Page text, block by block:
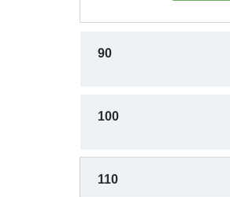
90
100
110